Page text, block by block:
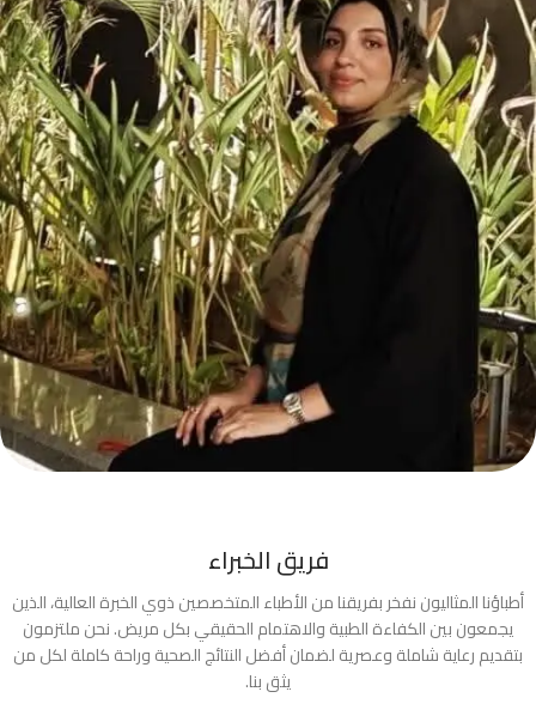
فريق الخبراء
أطباؤنا المثاليون نفخر بفريقنا من الأطباء المتخصصين ذوي الخبرة العالية، الذين
يجمعون بين الكفاءة الطبية والاهتمام الحقيقي بكل مريض. نحن ملتزمون
بتقديم رعاية شاملة وعصرية لضمان أفضل النتائج الصحية وراحة كاملة لكل من
يثق بنا.